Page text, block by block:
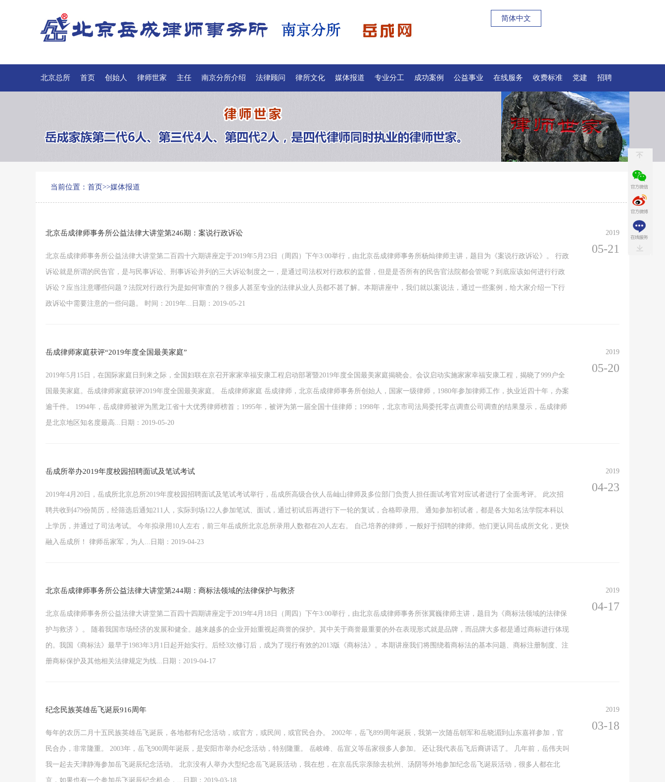
简体中文
北京总所 首页 创始人 律师世家 主任 南京分所介绍 法律顾问 律所文化 媒体报道 专业分工 成功案例 公益事业 在线服务 收费标准 党建 招聘
当前位置： 首页>>媒体报道
北京岳成律师事务所公益法律大讲堂第246期：案说行政诉讼
北京岳成律师事务所公益法律大讲堂第二百四十六期讲座定于2019年5月23日（周四）下午3:00举行，由北京岳成律师事务所杨灿律师主讲，题目为《案说行政诉讼》。 行政
诉讼就是所谓的民告官，是与民事诉讼、刑事诉讼并列的三大诉讼制度之一，是通过司法权对行政权的监督，但是是否所有的民告官法院都会管呢？到底应该如何进行行政
诉讼？应当注意哪些问题？法院对行政行为是如何审查的？很多人甚至专业的法律从业人员都不甚了解。本期讲座中，我们就以案说法，通过一些案例，给大家介绍一下行
政诉讼中需要注意的一些问题。 时间：2019年...日期：2019-05-21
2019
05-21
岳成律师家庭获评“2019年度全国最美家庭”
2019年5月15日，在国际家庭日到来之际，全国妇联在京召开家家幸福安康工程启动部署暨2019年度全国最美家庭揭晓会。会议启动实施家家幸福安康工程，揭晓了999户全
国最美家庭。岳成律师家庭获评2019年度全国最美家庭。 岳成律师家庭 岳成律师，北京岳成律师事务所创始人，国家一级律师，1980年参加律师工作，执业近四十年，办案
逾千件。 1994年，岳成律师被评为黑龙江省十大优秀律师榜首；1995年，被评为第一届全国十佳律师；1998年，北京市司法局委托零点调查公司调查的结果显示，岳成律师
是北京地区知名度最高...日期：2019-05-20
2019
05-20
岳成所举办2019年度校园招聘面试及笔试考试
2019年4月20日，岳成所北京总所2019年度校园招聘面试及笔试考试举行，岳成所高级合伙人岳屾山律师及多位部门负责人担任面试考官对应试者进行了全面考评。 此次招
聘共收到479份简历，经筛选后通知211人，实际到场122人参加笔试、面试，通过初试后再进行下一轮的复试，合格即录用。 通知参加初试者，都是各大知名法学院本科以
上学历，并通过了司法考试。 今年拟录用10人左右，前三年岳成所北京总所录用人数都在20人左右。 自己培养的律师，一般好于招聘的律师。他们更认同岳成所文化，更快
融入岳成所！ 律师岳家军，为人...日期：2019-04-23
2019
04-23
北京岳成律师事务所公益法律大讲堂第244期：商标法领域的法律保护与救济
北京岳成律师事务所公益法律大讲堂第二百四十四期讲座定于2019年4月18日（周四）下午3:00举行，由北京岳成律师事务所张冀巍律师主讲，题目为《商标法领域的法律保
护与救济 》。 随着我国市场经济的发展和健全。越来越多的企业开始重视起商誉的保护。其中关于商誉最重要的外在表现形式就是品牌，而品牌大多都是通过商标进行体现
的。我国《商标法》最早于1983年3月1日起开始实行。后经3次修订后，成为了现行有效的2013版《商标法》。本期讲座我们将围绕着商标法的基本问题、商标注册制度、注
册商标保护及其他相关法律规定为线...日期：2019-04-17
2019
04-17
纪念民族英雄岳飞诞辰916周年
每年的农历二月十五民族英雄岳飞诞辰，各地都有纪念活动，或官方，或民间，或官民合办。 2002年，岳飞899周年诞辰，我第一次随岳朝军和岳晓湄到山东嘉祥参加，官
民合办，非常隆重。 2003年，岳飞900周年诞辰，是安阳市举办纪念活动，特别隆重。 岳岐峰、岳宣义等岳家很多人参加。 还让我代表岳飞后裔讲话了。 几年前，岳伟夫叫
我一起去天津静海参加岳飞诞辰纪念活动。 北京没有人举办大型纪念岳飞诞辰活动，我在想，在京岳氏宗亲除去杭州、汤阴等外地参加纪念岳飞诞辰活动，很多人都在北
京，如果也有一个参加岳飞诞辰纪念机会，...日期：2019-03-18
2019
03-18